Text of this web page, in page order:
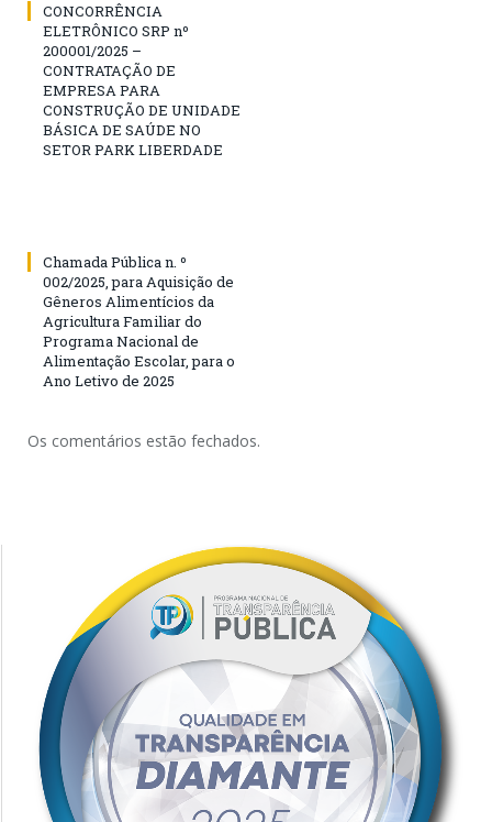
CONCORRÊNCIA
ELETRÔNICO SRP nº
200001/2025 –
CONTRATAÇÃO DE
EMPRESA PARA
CONSTRUÇÃO DE UNIDADE
BÁSICA DE SAÚDE NO
SETOR PARK LIBERDADE
Chamada Pública n. º
002/2025, para Aquisição de
Gêneros Alimentícios da
Agricultura Familiar do
Programa Nacional de
Alimentação Escolar, para o
Ano Letivo de 2025
Os comentários estão fechados.